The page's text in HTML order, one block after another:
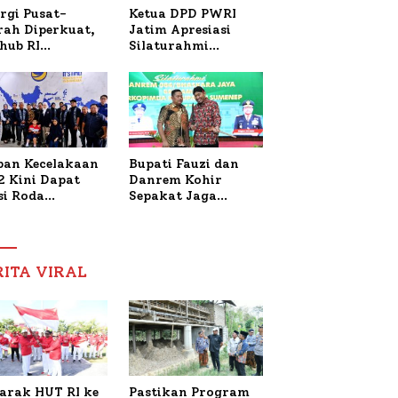
Pusat-
Diperkuat,
RI
Bahas
KM
Sentosa II
Ketua DPD PWRI
Jatim Apresiasi
Silaturahmi
dan PWRI, Sebut
Kemitraan Ideal
Polri-Pers
Kecelakaan
Kini Dapat
Roda
Nabil
Bupati Fauzi dan
Danrem Kohir
Sepakat Jaga
VIRAL
HUT RI ke
Pastikan Program